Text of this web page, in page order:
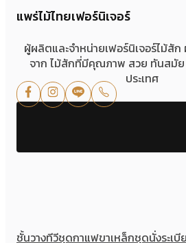
แพร่ไม้ไทยเฟอร์นิเจอร์
ผู้ผลิตและจำหน่ายเฟอร์นิเจอร์ไม้
จาก ไม้สักที่มีคุณภาพ สวย ทันสมัย
ประเทศ
ชั้นวางทีวีชุดกาแฟขาเหล็กชุดนั่งระเบี